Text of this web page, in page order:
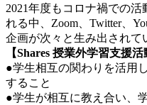
2021年度もコロナ禍での
れる中、Zoom、Twitter、
企画が次々と生み出されて
【Shares 授業外学習支援活
●学生相互の関わりを活用
すること
●学生が相互に教え合い、